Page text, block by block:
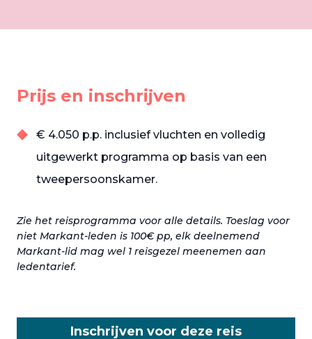
Prijs en inschrijven
€ 4.050 p.p. inclusief vluchten en volledig
uitgewerkt programma op basis van een
tweepersoonskamer.
Zie het reisprogramma voor alle details. Toeslag voor
niet Markant-leden is 100€ pp, elk deelnemend
Markant-lid mag wel 1 reisgezel meenemen aan
ledentarief.
Inschrijven voor deze reis